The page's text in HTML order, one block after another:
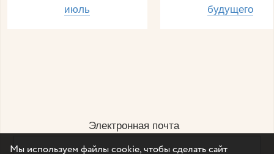
июль
будущего
Электронная почта
Мы используем файлы cookie, чтобы сделать сайт